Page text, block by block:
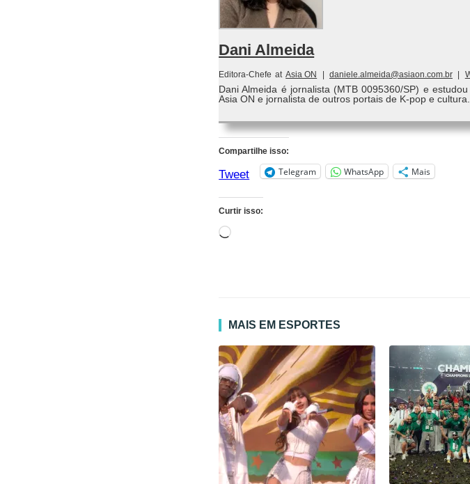
Dani Almeida
Editora-Chefe at Asia ON daniele.almeida@asiaon.com.br
Dani Almeida é jornalista (MTB 0095360/SP) e
Asia ON e jornalista de outros portais de K-pop e cultura.
Compartilhe isso:
Tweet Telegram WhatsApp Mais
Curtir isso:
Carregando...
MAIS EM ESPORTES